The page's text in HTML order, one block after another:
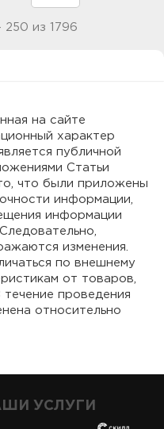
250 из 1796
на сайте
характер
публичной
Статьи
что были приложены
информации,
информации
изменения.
по внешнему
от товаров,
проведения
относительно
УСЛУГИ